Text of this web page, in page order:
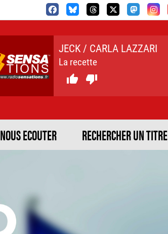
JECK / CARLA LAZZARI
La recette
 
NOUS ECOUTER RECHERCHER UN TITRE